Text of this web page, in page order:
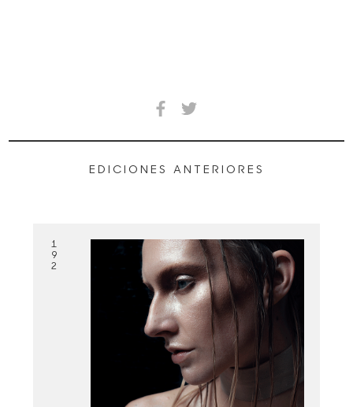
192 MIX @ FERNANDO CATTORI
EDICIONES ANTERIORES
1
9
2